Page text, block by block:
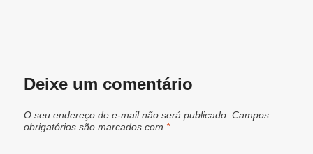
Deixe um comentário
O seu endereço de e-mail não será publicado. Campos
obrigatórios são marcados com *